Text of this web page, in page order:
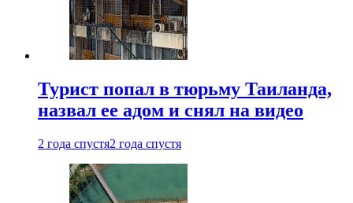
Турист попал в тюрьму Таиланда,
назвал ее адом и снял на видео
2 года спустя2 года спустя